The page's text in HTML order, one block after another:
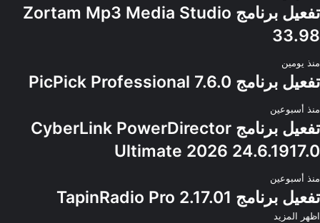
تفعيل برنامج Zortam Mp3 Media Studio
33.98
منذ يومين
تفعيل برنامج PicPick Professional 7.6.0
منذ أسبوعين
تفعيل برنامج CyberLink PowerDirector
Ultimate 2026 24.6.1917.0
منذ أسبوعين
تفعيل برنامج TapinRadio Pro 2.17.01
اظهر المزيد